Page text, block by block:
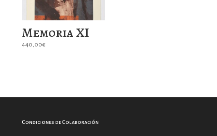
Memoria XI
440,00€
Condiciones de Colaboración